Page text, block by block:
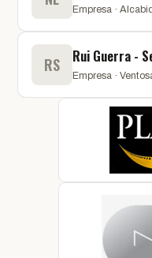
Empresa ·
RS Rui Guerra -
Empresa ·